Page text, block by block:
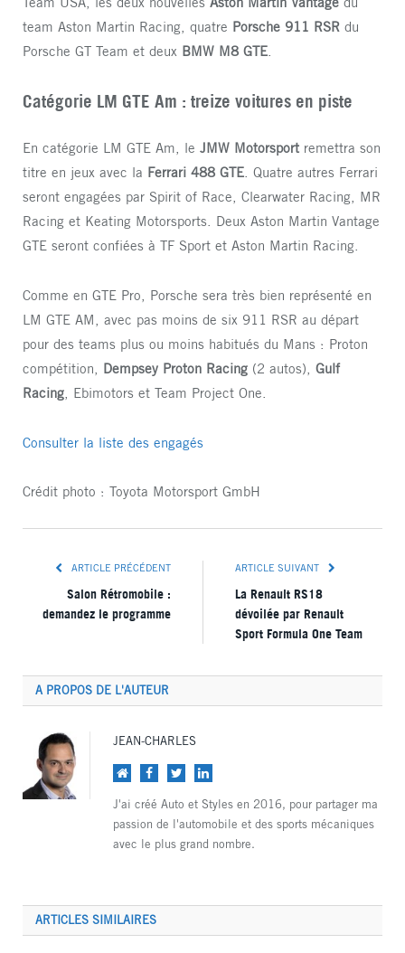
team Aston Martin Racing, quatre Porsche 911 RSR du
Porsche GT Team et deux BMW M8 GTE
Catégorie LM GTE Am : treize voitures en piste
En catégorie LM GTE Am, le JMW Motorsport remettra son
titre en jeux avec la Ferrari 488 GTE . Quatre autres Ferrari
seront engagées par Spirit of Race, Clearwater Racing, MR
Racing et Keating Motorsports. Deux Aston Martin Vantage
GTE seront confiées à TF Sport et Aston Martin Racing.
Comme en GTE Pro, Porsche sera très bien représenté en
LM GTE AM, avec pas moins de six 911 RSR au départ
pour des teams plus ou moins habitués du Mans : Proton
compétition, Dempsey Proton Racing (2 autos), Gulf
Racing , Ebimotors et Team Project One.
Consulter la liste des engagés
Crédit photo : Toyota Motorsport GmbH
ARTICLE PRÉCÉDENT
Salon Rétromobile :
demandez le programme
ARTICLE SUIVANT
La Renault RS18
dévoilée par Renault
Sport Formula One Team
A PROPOS DE L'AUTEUR
JEAN-CHARLES
Site Facebook
TwitterLinkedIn
J'ai créé Auto et Styles en 2016, pour partager ma
passion de l'automobile et des sports mécaniques
avec le plus grand nombre.
ARTICLES SIMILAIRES